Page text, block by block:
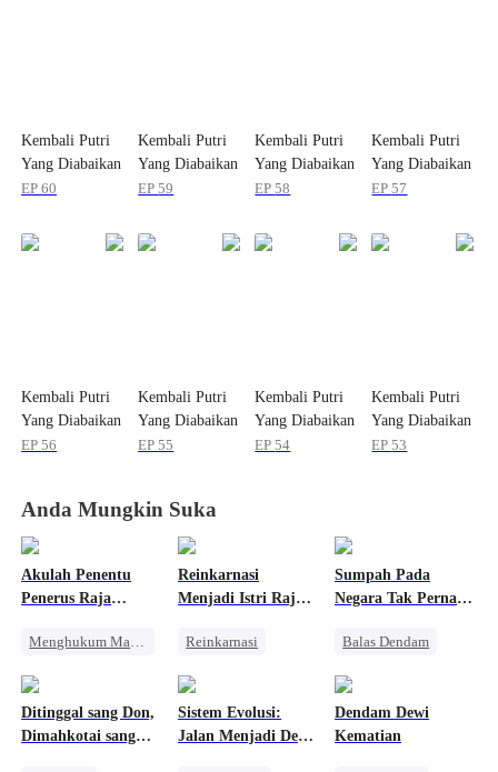
Kembali Putri
Yang Diabaikan
EP60
Kembali Putri
Yang Diabaikan
EP59
Kembali Putri
Yang Diabaikan
EP58
Kembali Putri
Yang Diabaikan
EP57
Kembali Putri
Yang Diabaikan
EP56
Kembali Putri
Yang Diabaikan
EP55
Kembali Putri
Yang Diabaikan
EP54
Kembali Putri
Yang Diabaikan
EP53
Anda Mungkin Suka
Akulah Penentu
Penerus Raja
Menghukum Mantan Jahat
Pewaris Wanita
Reinkarnasi
Menjadi Istri Raja
Reinkarnasi
Pembalasan
Sumpah Pada
Negara Tak Pernah
Balas Dendam
Ditinggal sang Don,
Dimahkotai sang
Sistem Evolusi:
Jalan Menjadi Dewa
Dendam Dewi
Kematian